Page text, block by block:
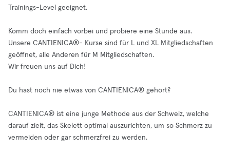
Trainings-Level geeignet.
Komm doch einfach vorbei und probiere eine Stunde aus.
Unsere CANTIENICA®- Kurse sind für L und XL Mitgliedschaften
geöffnet, alle Anderen für M Mitgliedschaften.
Wir freuen uns auf Dich!
Du hast noch nie etwas von CANTIENICA® gehört?
CANTIENICA® ist eine junge Methode aus der Schweiz, welche
darauf zielt, das Skelett optimal auszurichten, um so Schmerz zu
vermeiden oder gar schmerzfrei zu werden.